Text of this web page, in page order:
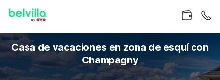
Casa de vacaciones en zona de esquí con
Champagny